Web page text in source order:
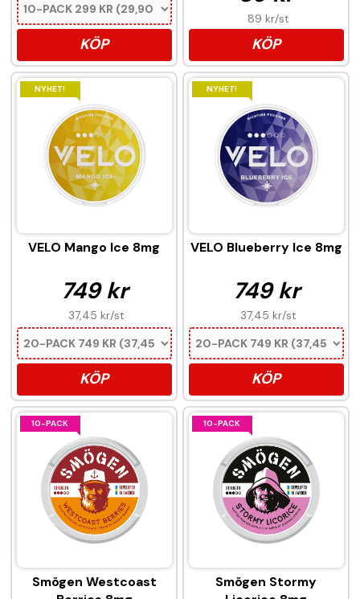
KÖP
89 kr/st
KÖP
NYHET!
VELO Mango Ice 8mg
749 kr
37,45 kr/st
KÖP
NYHET!
VELO Blueberry Ice 8mg
749 kr
37,45 kr/st
KÖP
10-PACK
Smögen Westcoast
10-PACK
Smögen Stormy